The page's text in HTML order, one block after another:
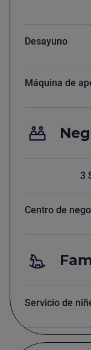
Desayuno
Máquina de
3
Centro de
Servicio de